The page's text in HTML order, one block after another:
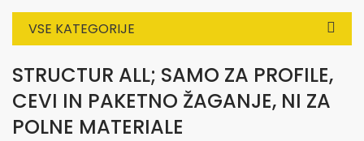
VSE KATEGORIJE
STRUCTUR ALL; SAMO ZA PROFILE,
CEVI IN PAKETNO ŽAGANJE, NI ZA
POLNE MATERIALE